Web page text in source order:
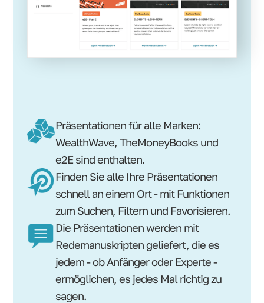
Präsentationen für alle Marken:
WealthWave, TheMoneyBooks und
e2E sind enthalten.
Finden Sie alle Ihre Präsentationen
schnell an einem Ort - mit Funktionen
zum Suchen, Filtern und Favorisieren.
Die Präsentationen werden mit
Redemanuskripten geliefert, die es
jedem - ob Anfänger oder Experte -
ermöglichen, es jedes Mal richtig zu
sagen.